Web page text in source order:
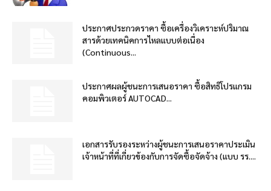
ประกาศประกวดราคา ซื้อเครื่องวิเคราะห์ปริมาณ
สารด้วยเทคนิคการไหลแบบต่อเนื่อง
(Continuous...
ประกาศผลผู้ชนะการเสนอราคา ซื้อสิทธิโปรแกรม
คอมพิวเตอร์ AUTOCAD...
เอกสารรับรองระหว่างผู้ชนะการเสนอราคาประเมิน
เจ้าหน้าที่ที่เกี่ยวข้องกับการจัดซื้อจัดจ้าง (แบบ รร....